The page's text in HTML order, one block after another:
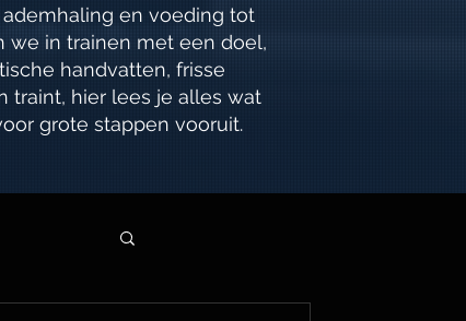
en voeding tot
we in trainen met een doel,
handvatten, frisse
traint, hier lees je alles wat
grote stappen vooruit.